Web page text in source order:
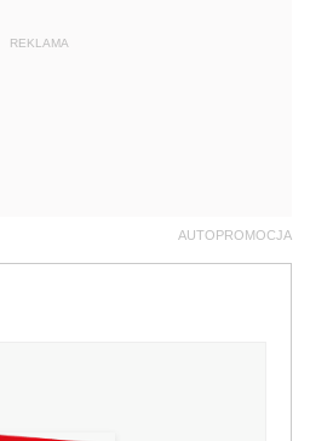
REKLAMA
AUTOPROMOCJA